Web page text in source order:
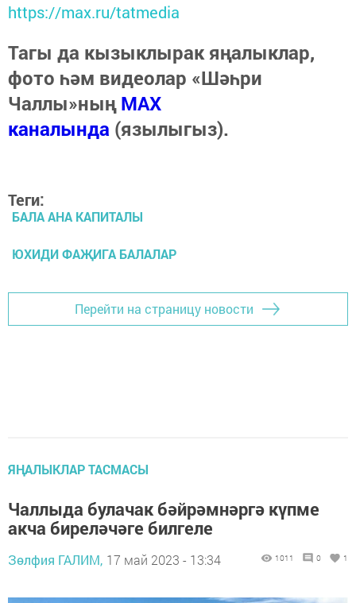
https://max.ru/tatmedia
Тагы да кызыклырак яңалыклар,
фото һәм видеолар «Шәһри
Чаллы»ныңMAX
каналында (язылыгыз).
Теги:
БАЛА АНА КАПИТАЛЫ
ЮХИДИ ФАҖИГА БАЛАЛАР
Перейти на страницу новости
ЯҢАЛЫКЛАР ТАСМАСЫ
Чаллыда булачак бәйрәмнәргә күпме
акча биреләчәге билгеле
Зөлфия ГАЛИМ, 17 май 2023 - 13:34 1011 0 1